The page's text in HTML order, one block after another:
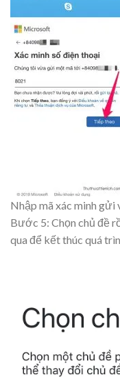
Nhập mã xác minh gửi
Bước 5: Chọn chủ đề
qua để kết thúc quá